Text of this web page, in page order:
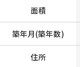
面積
築年月(築年数)
住所